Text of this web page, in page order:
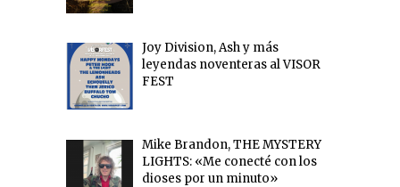
Joy Division, Ash y más
leyendas noventeras al VISOR
FEST
Mike Brandon, THE MYSTERY
LIGHTS: «Me conecté con los
dioses por un minuto»